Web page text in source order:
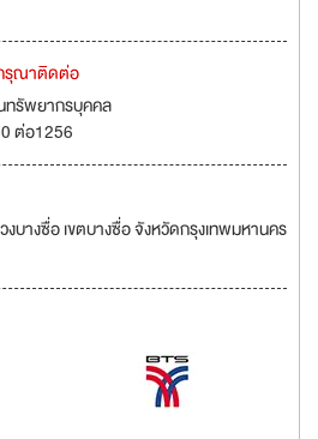
รุณาติดต่อ
รัพยากรบุคคล
ต่อ1256
บางซื่อ เขตบางซื่อ จังหวัดกรุงเทพมหานคร